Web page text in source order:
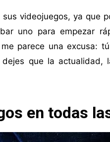
videojuegos, ya que
uno para empezar
parece una excusa:
que la actualidad,
en todas